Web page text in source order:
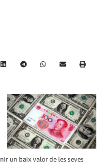
un baix valor de les seves